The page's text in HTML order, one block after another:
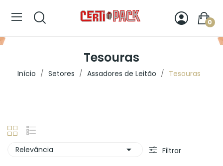
0
Tesouras
Início Setores Assadores de Leitão Tesouras
Relevância  Filtrar